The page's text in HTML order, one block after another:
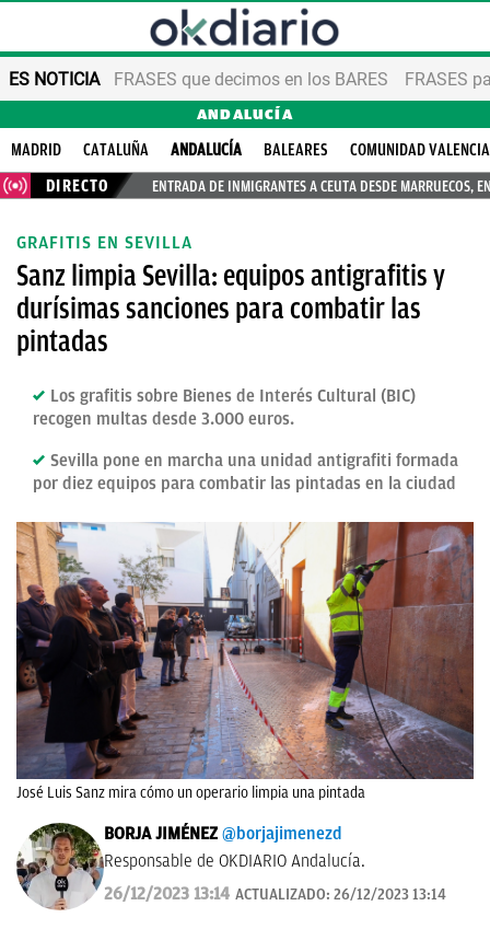
ES NOTICIA FRASES que decimos en los BARES FRASES
ANDALUCÍA
MADRID CATALUÑA ANDALUCÍA BALEARES
COMUNIDAD
DIRECTO
ENTRADA DE INMIGRANTES A CEUTA DESDE MARRUECOS,
GRAFITIS EN SEVILLA
Sanz limpia Sevilla: equipos antigrafitis y
durísimas sanciones para combatir las
pintadas
Los grafitis sobre Bienes de Interés Cultural (BIC)
recogen multas desde 3.000 euros.
Sevilla pone en marcha una unidad antigrafiti formada
por diez equipos para combatir las pintadas en la ciudad
José Luis Sanz mira cómo un operario limpia una pintada
BORJA JIMÉNEZ @borjajimenezd
Responsable de OKDIARIO Andalucía.
26/12/2023 13:14 ACTUALIZADO: 26/12/2023 13:14